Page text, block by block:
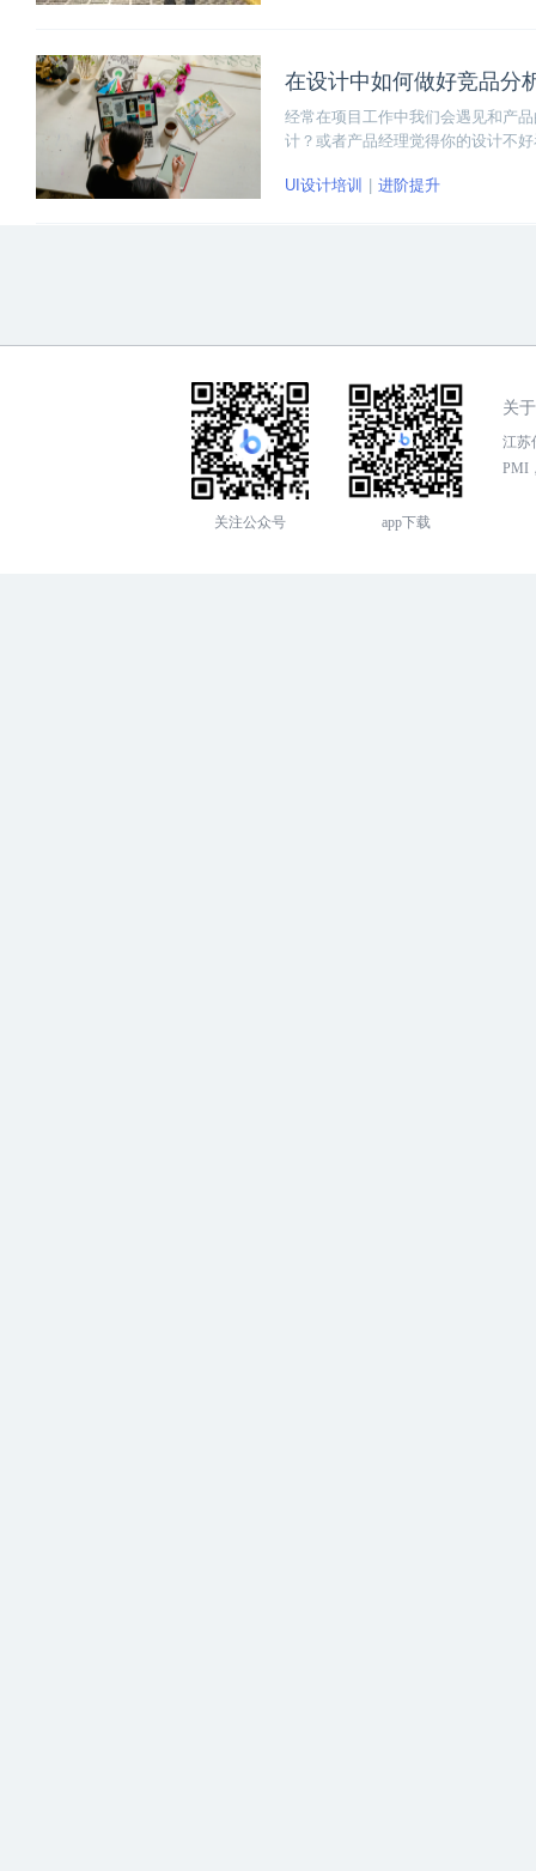
在设计中如何做好竞品分
经常在项目工作中我们会遇见和产
计？或者产品经理觉得你的设计不
UI设计培训
进阶提升
关注公众号 app下载
关
江苏
PMI